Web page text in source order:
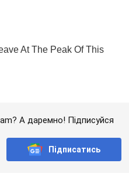
А даремно! Підписуйся
Підписатись